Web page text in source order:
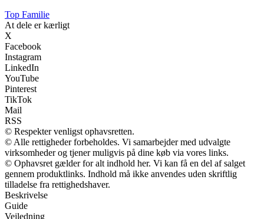
Top Familie
At dele er kærligt
X
Facebook
Instagram
LinkedIn
YouTube
Pinterest
TikTok
Mail
RSS
© Respekter venligst ophavsretten.
© Alle rettigheder forbeholdes. Vi samarbejder med udvalgte
virksomheder og tjener muligvis på dine køb via vores links.
© Ophavsret gælder for alt indhold her. Vi kan få en del af salget
gennem produktlinks. Indhold må ikke anvendes uden skriftlig
tilladelse fra rettighedshaver.
Beskrivelse
Guide
Vejledning